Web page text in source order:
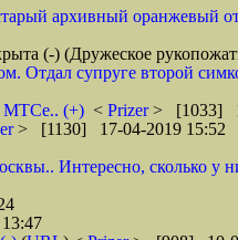
архивный оранжевый от
(-) (Дружеское
Отдал супруге второй
МТСе.. (+) < Prizer> [1033]
> [1130] 17-04-2019 15:52
Интересно, сколько у